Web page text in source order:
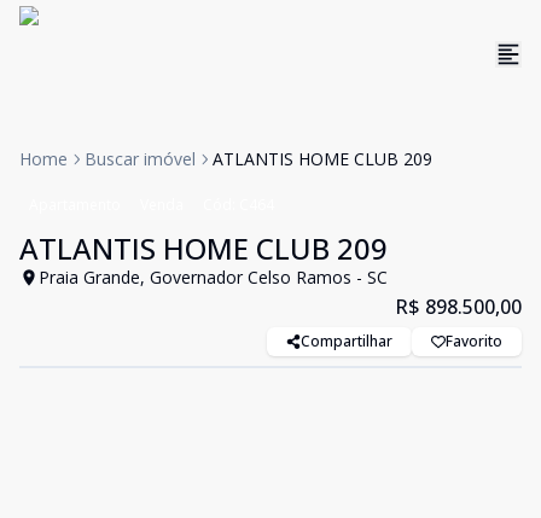
Home Buscar imóvel ATLANTIS HOME CLUB 209
ATLANTIS HOME CLUB 209
Praia Grande, Governador Celso Ramos - SC
R$ 898.500,00
Compartilhar Favorito